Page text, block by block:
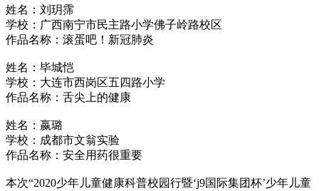
姓名：刘玥霈
学校：广西南宁市民主路小学佛子岭路校区
作品名称：滚蛋吧！新冠肺炎
姓名：毕城恺
学校：大连市西岗区五四路小学
作品名称：舌尖上的健康
姓名：嬴璐
学校：成都市文翁实验
作品名称：安全用药很重要
本次“2020少年儿童健康科普校园行暨‘j9国际集团杯’少年儿童